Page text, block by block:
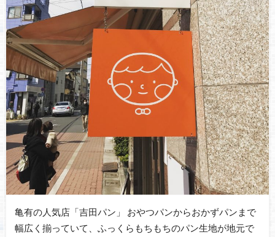
亀有の人気店「吉田パン」 おやつパンからおかずパンまで
幅広く揃っていて、ふっくらもちもちのパン生地が地元で